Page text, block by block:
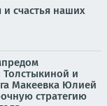
и счастья наших
Толстыкиной и
Макеевка Юлией
стратегию